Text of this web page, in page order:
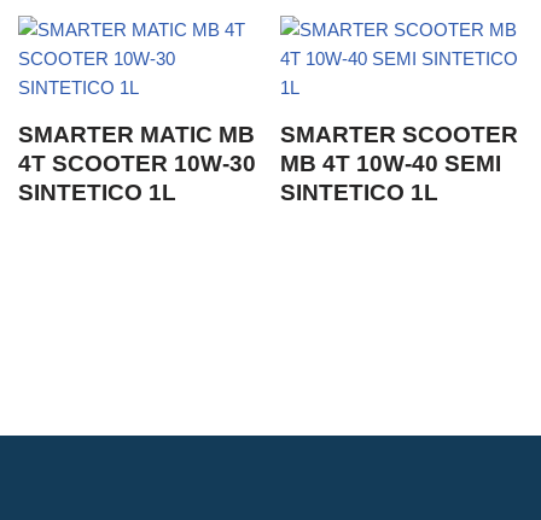
SMARTER MATIC MB
4T SCOOTER 10W-30
SINTETICO 1L
SMARTER SCOOTER
MB 4T 10W-40 SEMI
SINTETICO 1L